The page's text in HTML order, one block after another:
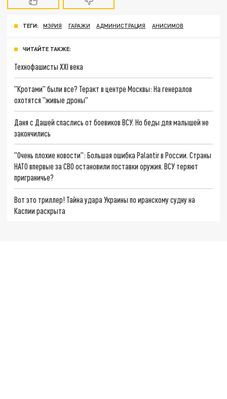
ТЕГИ: МЭРИЯ ГАРАЖИ АДМИНИСТРАЦИЯ АНИСИМОВ
ЧИТАЙТЕ ТАКЖЕ:
Технофашисты XXI века
"Кротами" были все? Теракт в центре Москвы: На генералов
охотятся "живые дроны"
Даня с Дашей спаслись от боевиков ВСУ. Но беды для малышей не
закончились
"Очень плохие новости": Большая ошибка Palantir в России. Страны
НАТО впервые за СВО остановили поставки оружия. ВСУ теряют
приграничье?
Вот это триллер! Тайна удара Украины по иранскому судну на
Каспии раскрыта